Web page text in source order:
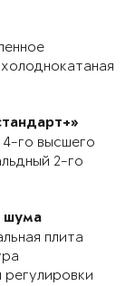
го высшего
2-го
шума
плита
регулировки